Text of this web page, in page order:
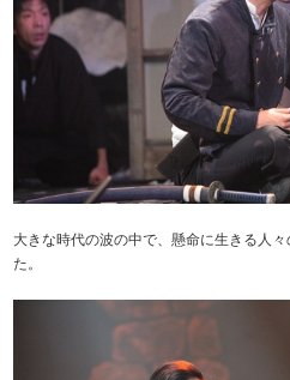
大きな時代の波の中で、懸命に生きる人
た。